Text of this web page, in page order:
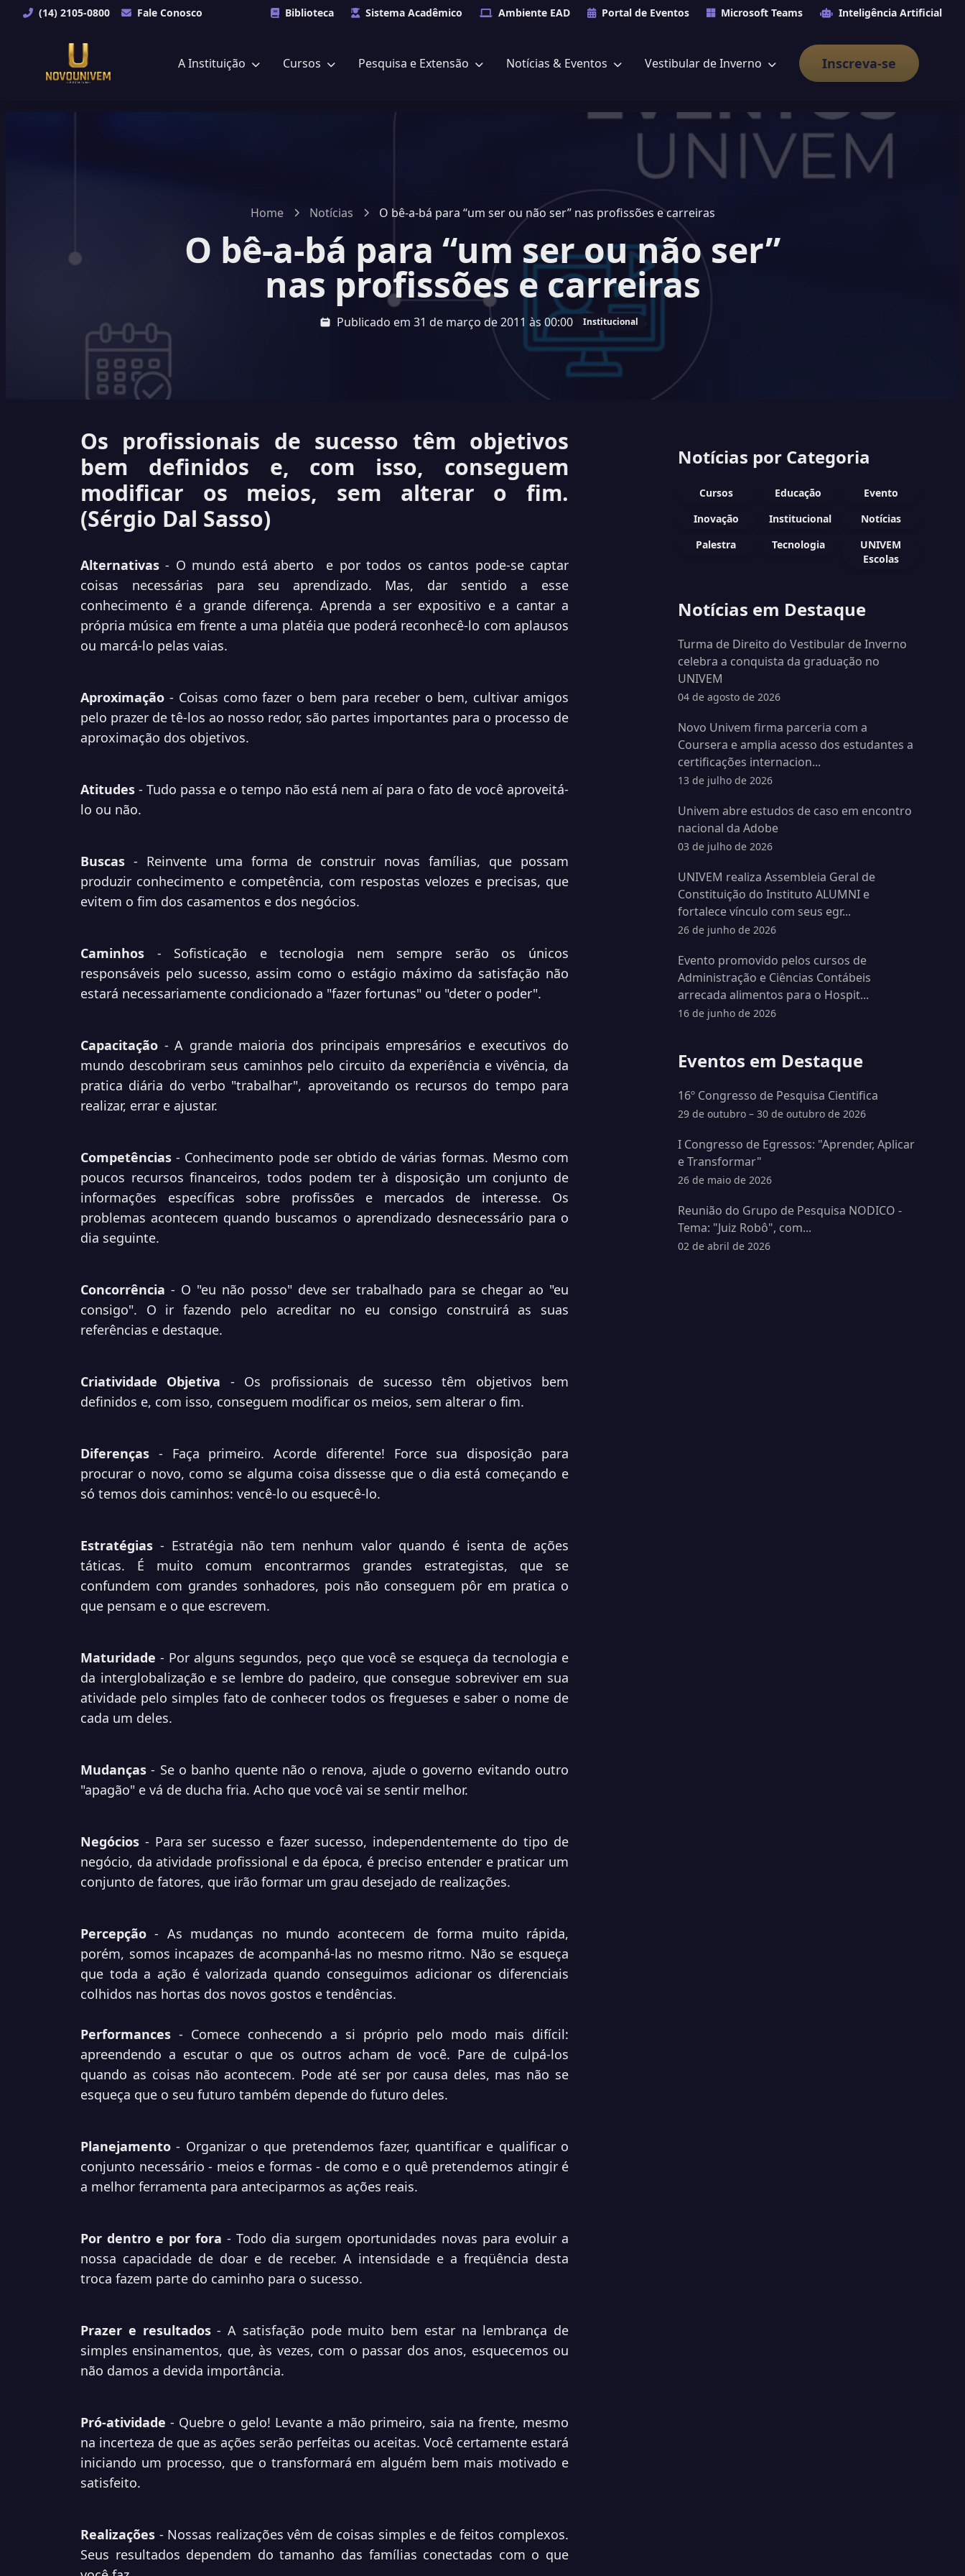
(14) 2105-0800 Fale Conosco Biblioteca Sistema Acadêmico Ambiente EAD Portal de Eventos Microsoft Teams Inteligência Artificial
A Instituição Cursos Pesquisa e Extensão Notícias & Eventos Vestibular de Inverno Inscreva-se
Home Notícias O bê-a-bá para “um ser ou não ser” nas profissões e carreiras
O bê-a-bá para “um ser ou não ser”
nas profissões e carreiras
Publicado em 31 de março de 2011 às 00:00 Institucional
Os profissionais de sucesso têm objetivos
bem definidos e, com isso, conseguem
modificar os meios, sem alterar o fim.
(Sérgio Dal Sasso)
Alternativas - O mundo está aberto e por todos os cantos pode-se captar
coisas necessárias para seu aprendizado. Mas, dar sentido a esse
conhecimento é a grande diferença. Aprenda a ser expositivo e a cantar a
própria música em frente a uma platéia que poderá reconhecê-lo com aplausos
ou marcá-lo pelas vaias.
Aproximação - Coisas como fazer o bem para receber o bem, cultivar amigos
pelo prazer de tê-los ao nosso redor, são partes importantes para o processo de
aproximação dos objetivos.
Atitudes - Tudo passa e o tempo não está nem aí para o fato de você aproveitá-
lo ou não.
Buscas - Reinvente uma forma de construir novas famílias, que possam
produzir conhecimento e competência, com respostas velozes e precisas, que
evitem o fim dos casamentos e dos negócios.
Caminhos - Sofisticação e tecnologia nem sempre serão os únicos
responsáveis pelo sucesso, assim como o estágio máximo da satisfação não
estará necessariamente condicionado a "fazer fortunas" ou "deter o poder".
Capacitação - A grande maioria dos principais empresários e executivos do
mundo descobriram seus caminhos pelo circuito da experiência e vivência, da
pratica diária do verbo "trabalhar", aproveitando os recursos do tempo para
realizar, errar e ajustar.
Competências - Conhecimento pode ser obtido de várias formas. Mesmo com
poucos recursos financeiros, todos podem ter à disposição um conjunto de
informações específicas sobre profissões e mercados de interesse. Os
problemas acontecem quando buscamos o aprendizado desnecessário para o
dia seguinte.
Concorrência - O "eu não posso" deve ser trabalhado para se chegar ao "eu
consigo". O ir fazendo pelo acreditar no eu consigo construirá as suas
referências e destaque.
Criatividade Objetiva - Os profissionais de sucesso têm objetivos bem
definidos e, com isso, conseguem modificar os meios, sem alterar o fim.
Diferenças - Faça primeiro. Acorde diferente! Force sua disposição para
procurar o novo, como se alguma coisa dissesse que o dia está começando e
só temos dois caminhos: vencê-lo ou esquecê-lo.
Estratégias - Estratégia não tem nenhum valor quando é isenta de ações
táticas. É muito comum encontrarmos grandes estrategistas, que se
confundem com grandes sonhadores, pois não conseguem pôr em pratica o
que pensam e o que escrevem.
Maturidade - Por alguns segundos, peço que você se esqueça da tecnologia e
da interglobalização e se lembre do padeiro, que consegue sobreviver em sua
atividade pelo simples fato de conhecer todos os fregueses e saber o nome de
cada um deles.
Mudanças - Se o banho quente não o renova, ajude o governo evitando outro
"apagão" e vá de ducha fria. Acho que você vai se sentir melhor.
Negócios - Para ser sucesso e fazer sucesso, independentemente do tipo de
negócio, da atividade profissional e da época, é preciso entender e praticar um
conjunto de fatores, que irão formar um grau desejado de realizações.
Percepção - As mudanças no mundo acontecem de forma muito rápida,
porém, somos incapazes de acompanhá-las no mesmo ritmo. Não se esqueça
que toda a ação é valorizada quando conseguimos adicionar os diferenciais
colhidos nas hortas dos novos gostos e tendências.
Performances - Comece conhecendo a si próprio pelo modo mais difícil:
apreendendo a escutar o que os outros acham de você. Pare de culpá-los
quando as coisas não acontecem. Pode até ser por causa deles, mas não se
esqueça que o seu futuro também depende do futuro deles.
Planejamento - Organizar o que pretendemos fazer, quantificar e qualificar o
conjunto necessário - meios e formas - de como e o quê pretendemos atingir é
a melhor ferramenta para anteciparmos as ações reais.
Por dentro e por fora - Todo dia surgem oportunidades novas para evoluir a
nossa capacidade de doar e de receber. A intensidade e a freqüência desta
troca fazem parte do caminho para o sucesso.
Prazer e resultados- A satisfação pode muito bem estar na lembrança de
simples ensinamentos, que, às vezes, com o passar dos anos, esquecemos ou
não damos a devida importância.
Pró-atividade - Quebre o gelo! Levante a mão primeiro, saia na frente, mesmo
na incerteza de que as ações serão perfeitas ou aceitas. Você certamente estará
iniciando um processo, que o transformará em alguém bem mais motivado e
satisfeito.
Realizações - Nossas realizações vêm de coisas simples e de feitos complexos.
Seus resultados dependem do tamanho das famílias conectadas com o que
Notícias por Categoria
Cursos Educação
Evento
Inovação
Institucional
Notícias
Palestra
Tecnologia
UNIVEM
Escolas
Notícias em Destaque
Turma de Direito do Vestibular de Inverno
celebra a conquista da graduação no
UNIVEM
04 de agosto de 2026
Novo Univem firma parceria com a
Coursera e amplia acesso dos estudantes a
certificações internacion...
13 de julho de 2026
Univem abre estudos de caso em encontro
nacional da Adobe
03 de julho de 2026
UNIVEM realiza Assembleia Geral de
Constituição do Instituto ALUMNI e
fortalece vínculo com seus egr...
26 de junho de 2026
Evento promovido pelos cursos de
Administração e Ciências Contábeis
arrecada alimentos para o Hospit...
16 de junho de 2026
Eventos em Destaque
16º Congresso de Pesquisa Cientifica
29 de outubro – 30 de outubro de 2026
I Congresso de Egressos: "Aprender, Aplicar
e Transformar"
26 de maio de 2026
Reunião do Grupo de Pesquisa NODICO -
Tema: "Juiz Robô", com...
02 de abril de 2026